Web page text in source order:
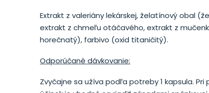
Extrakt z valeriány lekárskej, želatínový obal
extrakt z chmeľu otáčavého, extrakt z
horečnatý), farbivo (oxid titaničitý).
Odporúčané dávkovanie:
Zvyčajne sa užíva podľa potreby 1 kapsula.